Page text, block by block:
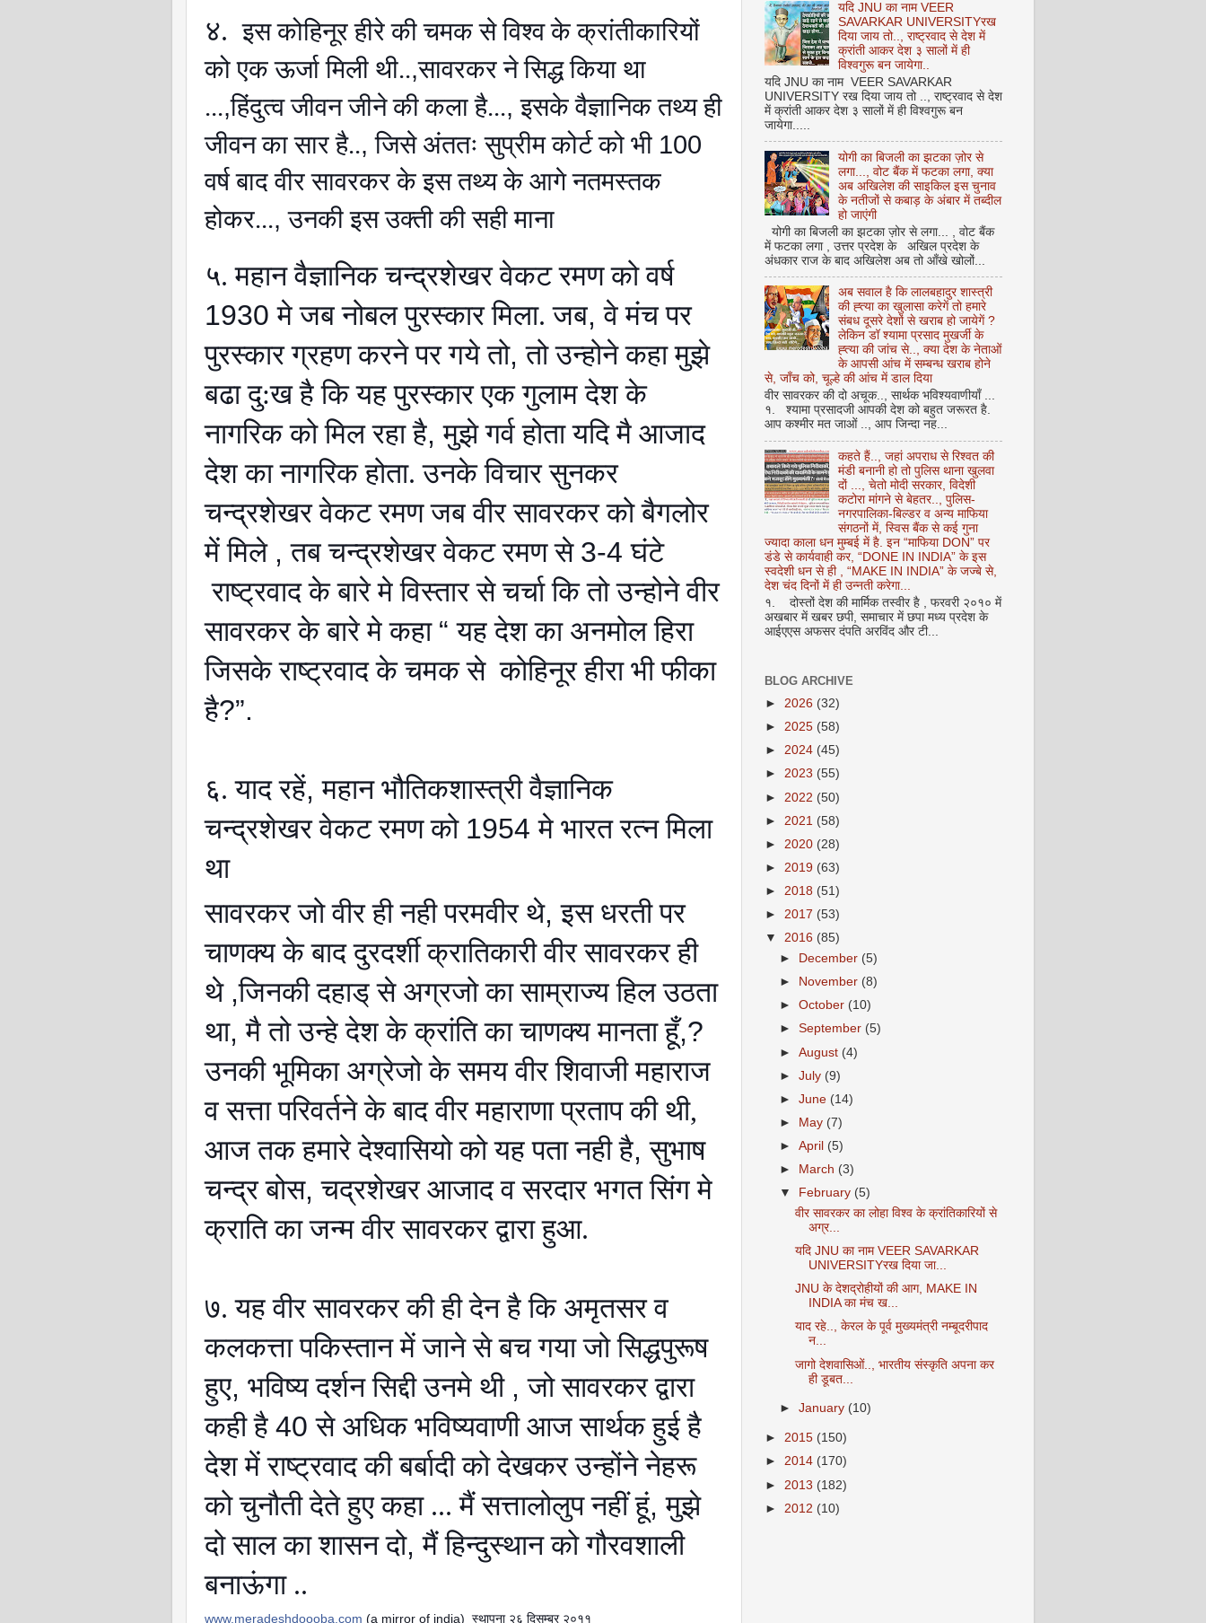
४.इस कोहिनूर हीरे की चमक से विश्व के क्रांतीकारियों
को एक ऊर्जा मिली थी..,सावरकर ने सिद्ध किया था
...,हिंदुत्व जीवन जीने की कला है...,इसके वैज्ञानिक तथ्य ही
जीवन का सार है..,जिसे अंततः सुप्रीम कोर्ट को भी 100
वर्ष बाद वीर सावरकर के इस तथ्य के आगे नतमस्तक
होकर...,उनकी इस उक्ती की सही माना
५. महान वैज्ञानिक चन्द्रशेखर वेकट रमण को वर्ष
1930मे जब नोबल पुरस्कार मिला. जब,वे मंच पर
पुरस्कार ग्रहण करने पर गये तो,तो उन्होने कहा मुझे
बढा दु:ख है कि यह पुरस्कार एक गुलाम देश के
नागरिक को मिल रहा है,मुझे गर्व होता यदि मै आजाद
देश का नागरिक होता. उनके विचार सुनकर
चन्द्रशेखर वेकट रमण जब वीर सावरकर को बैगलोर
में मिले ,तब चन्द्रशेखर वेकट रमण से 3-4घंटे
राष्ट्रवाद के बारे मे विस्तार से चर्चा कि तो उन्होने वीर
सावरकर के बारे मे कहा “यह देश का अनमोल हिरा
जिसके राष्ट्रवाद के चमक से कोहिनूर हीरा भी फीका
है?”.
६. याद रहें,महान भौतिकशास्त्री वैज्ञानिक
चन्द्रशेखर वेकट रमण को 1954मे भारत रत्न मिला
था
सावरकर जो वीर ही नही परमवीर थे,इस धरती पर
चाणक्य के बाद दुरदर्शी क्रातिकारी वीर सावरकर ही
थे ,जिनकी दहाड् से अग्रजो का साम्राज्य हिल उठता
था,मै तो उन्हे देश के क्रांति का चाणक्य मानता हूँ,?
उनकी भूमिका अग्रेजो के समय वीर शिवाजी महाराज
व सत्ता परिवर्तने के बाद वीर महाराणा प्रताप की थी,
आज तक हमारे देश्वासियो को यह पता नही है,सुभाष
चन्द्र बोस,चद्रशेखर आजाद व सरदार भगत सिंग मे
क्राति का जन्म वीर सावरकर द्वारा हुआ.
७. यह वीर सावरकर की ही देन है कि अमृतसर व
कलकत्ता पकिस्तान में जाने से बच गया जो सिद्धपुरूष
हुए, भविष्य दर्शन सिद्दी उनमे थी ,जो सावरकर द्वारा
कही है 40से अधिक भविष्यवाणी आज सार्थक हुई है
देश में राष्ट्रवाद की बर्बादी को देखकर उन्होंने नेहरू
को चुनौती देते हुए कहा ... मैं सत्तालोलुप नहीं हूं,मुझे
दो साल का शासन दो,मैं हिन्दुस्थान को गौरवशाली
बनाऊंगा ..
www.meradeshdoooba.com (a mirror of india) स्थापना २६ दिसम्बर २०११
यदि JNU का नाम VEER
SAVARKAR UNIVERSITYरख
दिया जाय तो.., राष्ट्रवाद से देश में
क्रांती आकर देश ३ सालों में ही
विश्वगुरू बन जायेगा..
यदि JNU का नाम VEER SAVARKAR
UNIVERSITY रख दिया जाय तो .., राष्ट्रवाद से देश
में क्रांती आकर देश ३ सालों में ही विश्वगुरू बन
जायेगा.....
योगी का बिजली का झटका ज़ोर से
लगा..., वोट बैंक में फटका लगा, क्या
अब अखिलेश की साइकिल इस चुनाव
के नतीजों से कबाड़ के अंबार में तब्दील
हो जाएंगी
योगी का बिजली का झटका ज़ोर से लगा... , वोट बैंक
में फटका लगा , उत्तर प्रदेश के अखिल प्रदेश के
अंधकार राज के बाद अखिलेश अब तो आँखे खोलों...
अब सवाल है कि लालबहादुर शास्त्री
की ह्त्या का खुलासा करेगें तो हमारे
संबध दूसरे देशों से खराब हो जायेगें ?
लेकिन डॉ श्यामा प्रसाद मुखर्जी के
ह्त्या की जांच से.., क्या देश के नेताओं
के आपसी आंच में सम्बन्ध खराब होने
से, जाँच को, चूल्हे की आंच में डाल दिया
वीर सावरकर की दो अचूक.., सार्थक भविश्यवाणीयाँ ...
१. श्यामा प्रसादजी आपकी देश को बहुत जरूरत है.
आप कश्मीर मत जाओं .., आप जिन्दा नह...
कहते हैं.., जहां अपराध से रिश्वत की
मंडी बनानी हो तो पुलिस थाना खुलवा
दों ..., चेतो मोदी सरकार, विदेशी
कटोरा मांगने से बेहतर.., पुलिस-
नगरपालिका-बिल्डर व अन्य माफिया
संगठनों में, स्विस बैंक से कई गुना
ज्यादा काला धन मुम्बई में है. इन “माफिया DON” पर
डंडे से कार्यवाही कर, “DONE IN INDIA” के इस
स्वदेशी धन से ही , “MAKE IN INDIA” के जज्बे से,
देश चंद दिनों में ही उन्नती करेगा...
१. दोस्तों देश की मार्मिक तस्वीर है , फरवरी २०१० में
अखबार में खबर छपी, समाचार में छपा मध्य प्रदेश के
आईएएस अफसर दंपति अरविंद और टी...
BLOG ARCHIVE
► 2026 (32)
► 2025 (58)
► 2024 (45)
► 2023 (55)
► 2022 (50)
► 2021 (58)
► 2020 (28)
► 2019 (63)
► 2018 (51)
► 2017 (53)
▼ 2016 (85)
►
December (5)
►
November (8)
►October (10)
►September (5)
►August (4)
►July (9)
►June (14)
►
May (7)
►April (5)
►
March (3)
▼
February (5)
वीर सावरकर का लोहा विश्व के क्रांतिकारियों से
अग्र...
यदि JNU का नाम VEER SAVARKAR
UNIVERSITYरख दिया जा...
JNU के देशद्रोहीयों की आग, MAKE IN
INDIA का मंच ख...
याद रहे.., केरल के पूर्व मुख्यमंत्री नम्बूदरीपाद
न...
जागो देशवासिओं.., भारतीय संस्कृति अपना कर
ही डूबत...
►January (10)
► 2015 (150)
► 2014 (170)
► 2013 (182)
► 2012 (10)